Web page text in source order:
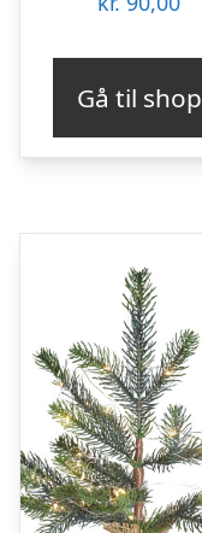
Gå til shop